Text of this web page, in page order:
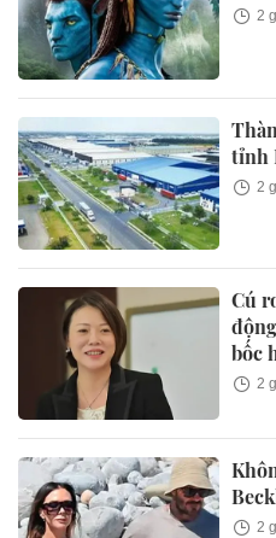
2
tỉnh
2
Cú
bốc
2
2